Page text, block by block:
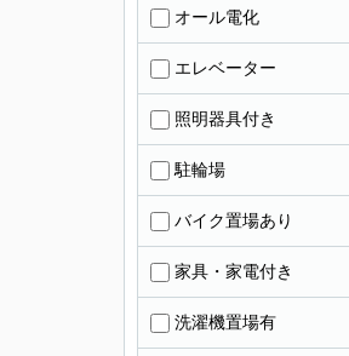
オール電化
エレベーター
照明器具付き
駐輪場
バイク置場あり
家具・家電付き
洗濯機置場有